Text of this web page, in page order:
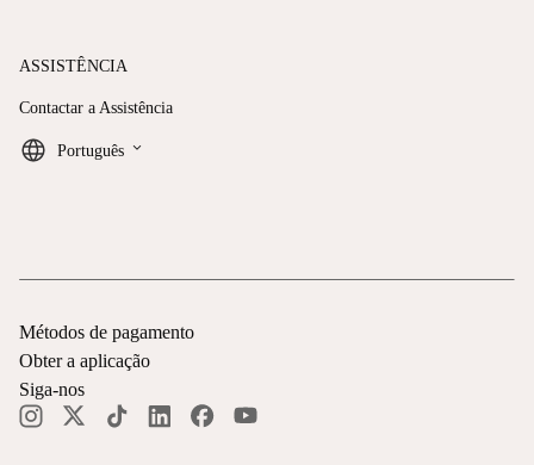
ASSISTÊNCIA
Contactar a Assistência
Português keyboard_arrow_down
Métodos de pagamento
Obter a aplicação
Siga-nos